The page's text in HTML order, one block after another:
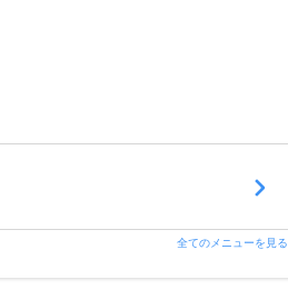
全てのメニューを見る